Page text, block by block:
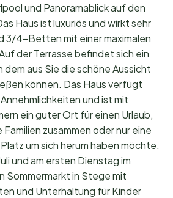
und Panoramablick auf den
Haus ist luxuriös und wirkt sehr
3/4-Betten mit einer maximalen
der Terrasse befindet sich ein
dem aus Sie die schöne Aussicht
können. Das Haus verfügt
und ist mit
ein guter Ort für einen Urlaub,
zusammen oder nur eine
um sich herum haben möchte.
und am ersten Dienstag im
Sommermarkt in Stege mit
und Unterhaltung für Kinder